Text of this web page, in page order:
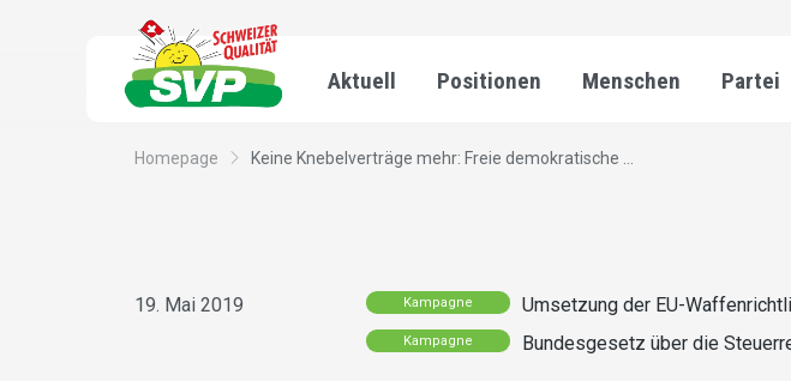
Aktuell Positionen Menschen Partei
Homepage Keine Knebelverträge mehr: Freie demokratische ...
19. Mai 2019 Kampagne Umsetzung der EU-
Kampagne Bundesgesetz über die